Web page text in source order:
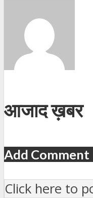
आजाद ख़बर
Add Comment
Click here to